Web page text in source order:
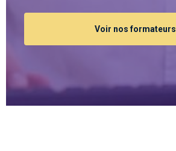
Voir nos formateurs